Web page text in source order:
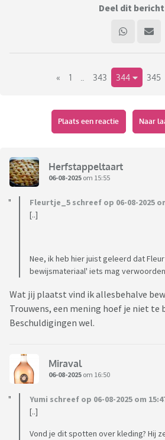
Deel dit
« 1 343 344 345
Plaats een reactie Naar
Herfstappeltaart
06-08-2025 om 15:55
Fleurtje_5 schreef op 06-08-2025
[..]
Nee, ik heb hier juist geleerd dat
bewijsmateriaal' iets mag
Wat jij plaatst vind ik allesbehalve
Trouwens, een mening hoef je niet te
Beschuldigingen wel.
Miraval
06-08-2025 om 16:50
Yumi schreef op 06-08-2025 om
[..]
Vond je dit spotten over kleding? Hij